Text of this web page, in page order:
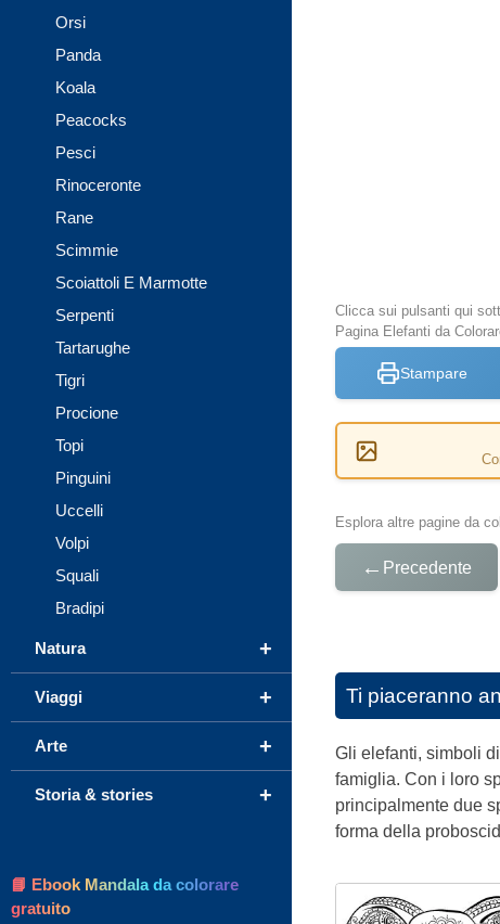
Clicca sui pulsanti qui
Pagina Elefanti da
Stampare
Esplora altre pagine da
← Precedente
Ti piaceranno
Gli elefanti, simboli
famiglia. Con i loro
principalmente due
forma della
Orsi
Panda
Koala
Peacocks
Pesci
Rinoceronte
Rane
Scimmie
Scoiattoli E Marmotte
Serpenti
Tartarughe
Tigri
Procione
Topi
Pinguini
Uccelli
Volpi
Squali
Bradipi
+
Natura
+
Viaggi
+
Arte
+
Storia & stories
📘 Ebook Mandala da colorare
gratuito